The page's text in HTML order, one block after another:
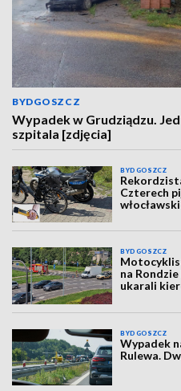
BYDGOSZCZ
Wypadek w Grudziądzu.
szpitala [zdjęcia]
BYDGOSZCZ
Czterech
BYDGOSZCZ
na
ukarali
BYDGOSZCZ
Wypadek
Rulewa.